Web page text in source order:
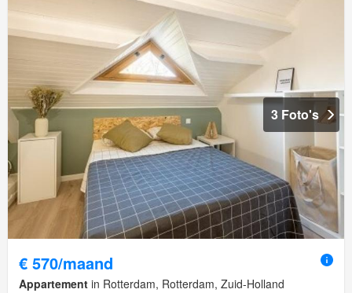
3 Foto's
€ 570/maand
Appartement in Rotterdam, Rotterdam, Zuid-Holland